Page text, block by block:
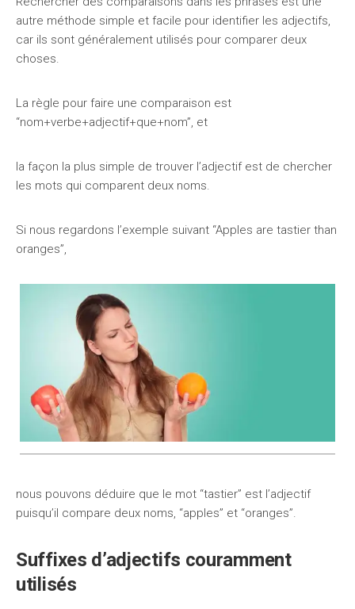
autre méthode simple et facile pour identifier les adjectifs,
car ils sont généralement utilisés pour comparer deux
choses.
La règle pour faire une comparaison est
“nom+verbe+adjectif+que+nom”, et
la façon la plus simple de trouver l’adjectif est de chercher
les mots qui comparent deux noms.
Si nous regardons l’exemple suivant “Apples are tastier than
oranges”,
nous pouvons déduire que le mot “tastier” est l’adjectif
puisqu’il compare deux noms, “apples” et “oranges”.
Suffixes d’adjectifs couramment
utilisés